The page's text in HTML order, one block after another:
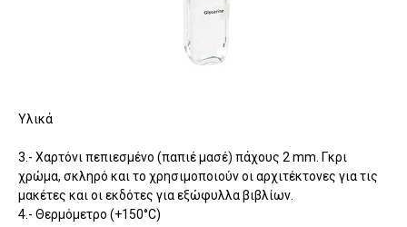
Υλικά
3.- Χαρτόνι πεπιεσμένο (παπιέ μασέ) πάχους 2 mm. Γκρι
χρώμα, σκληρό και το χρησιμοποιούν οι αρχιτέκτονες για τις
μακέτες και οι εκδότες για εξώφυλλα βιβλίων.
4.- Θερμόμετρο (+150°C)